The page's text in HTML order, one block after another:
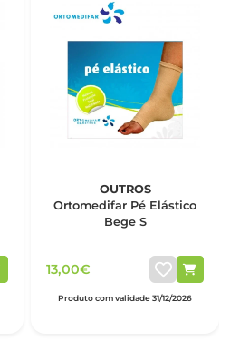
OUTROS
Ortomedifar Pé Elástico
Bege S
13,00€
Produto com validade 31/12/2026